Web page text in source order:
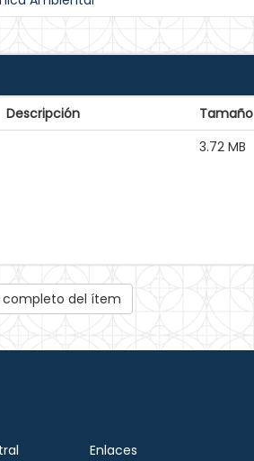
Descripción Tamaño
3.72 MB
completo del ítem
Enlaces